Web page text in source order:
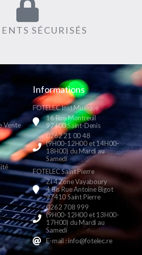
SÉCURISÉS
Vente
Informations
FOTELEC Inst Musique
16 Rue Montreuil
97400 Saint-Denis
0262 21 00 48
(9H00-12H00 et 14H00-
18H00) du Mardi au
Samedi
FOTELEC Saint Pierre
ZI 4 Zone Vayaboury
4 Bis Rue Antoine Bigot
97410 Saint Pierre
0262 708 999
(9H00-12H00 et 13H00-
17H00) du Mardi au
Samedi
E-mail : info@fotelec.re